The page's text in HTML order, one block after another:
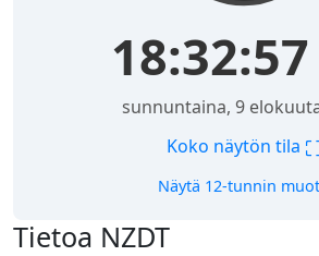
18:32:57
sunnuntaina, 9
Koko näytön tila
Näytä 12-tunnin
Tietoa NZDT